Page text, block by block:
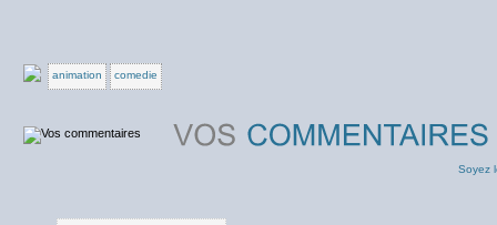
animation comedie
Soyez